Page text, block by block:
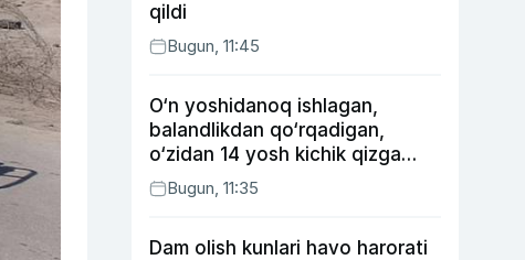
qildi
Bugun, 11:45
O‘n yoshidanoq ishlagan,
balandlikdan qo‘rqadigan,
o‘zidan 14 yosh kichik qizga
uylangan Yorqinxo‘ja Umarov
34 yoshda
Bugun, 11:35
Dam olish kunlari havo harorati